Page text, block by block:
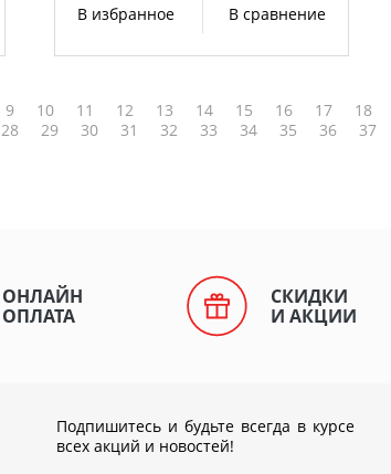
В избранное В сравнение
9 10 11 12 13 14 15 16 17 18
28 29 30 31 32 33 34 35 36 37
ОНЛАЙН
ОПЛАТА
СКИДКИ
И АКЦИИ
Подпишитесь и будьте всегда в курсе
всех акций и новостей!